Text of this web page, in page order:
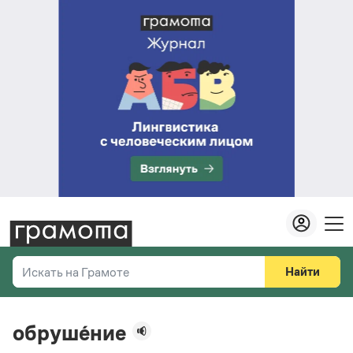
Искать на Грамоте
Справочная служба
Найти
обруше́ние